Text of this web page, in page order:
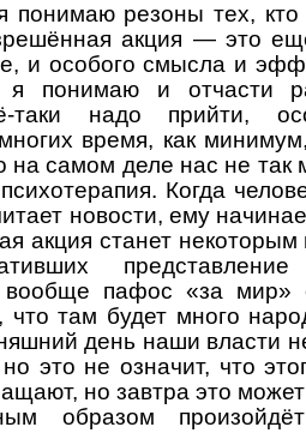
резоны тех, кто
акция — это
и особого смысла и
я понимаю и отчасти
таки надо прийти,
время, как
на самом деле нас не
Когда
новости, ему
акция станет
пафос «за мир»
там будет много
день наши власти
это не означит, что
но завтра это
образом